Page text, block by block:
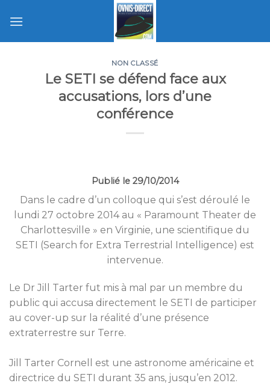
NON CLASSÉ
Le SETI se défend face aux
accusations, lors d’une
conférence
Publié le 29/10/2014
Dans le cadre d’un colloque qui s’est déroulé le
lundi 27 octobre 2014 au « Paramount Theater de
Charlottesville » en Virginie, une scientifique du
SETI (Search for Extra Terrestrial Intelligence) est
intervenue.
Le Dr Jill Tarter fut mis à mal par un membre du
public qui accusa directement le SETI de participer
au cover-up sur la réalité d’une présence
extraterrestre sur Terre.
Jill Tarter Cornell est une astronome américaine et
directrice du SETI durant 35 ans, jusqu’en 2012.